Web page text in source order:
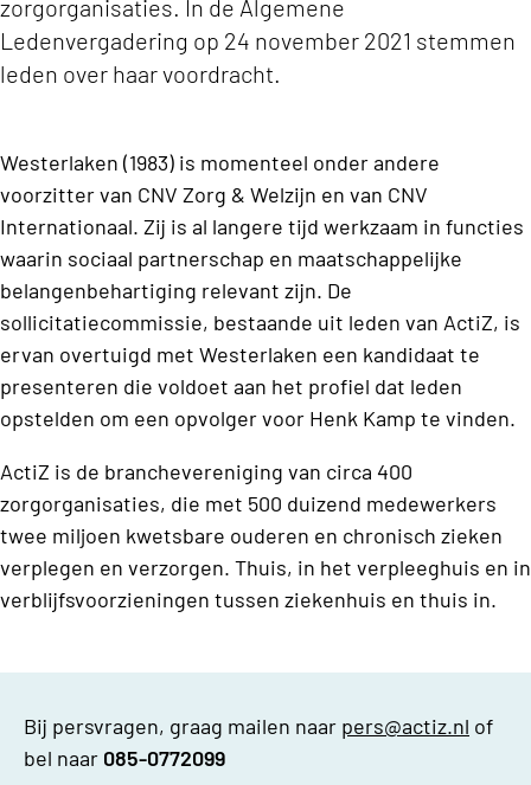
zorgorganisaties. In de Algemene
Ledenvergadering op 24 november 2021 stemmen
leden over haar voordracht.
Westerlaken (1983) is momenteel onder andere
voorzitter van CNV Zorg & Welzijn en van CNV
Internationaal. Zij is al langere tijd werkzaam in functies
waarin sociaal partnerschap en maatschappelijke
belangenbehartiging relevant zijn. De
sollicitatiecommissie, bestaande uit leden van ActiZ, is
ervan overtuigd met Westerlaken een kandidaat te
presenteren die voldoet aan het profiel dat leden
opstelden om een opvolger voor Henk Kamp te vinden.
ActiZ is de branchevereniging van circa 400
zorgorganisaties, die met 500 duizend medewerkers
twee miljoen kwetsbare ouderen en chronisch zieken
verplegen en verzorgen. Thuis, in het verpleeghuis en in
verblijfsvoorzieningen tussen ziekenhuis en thuis in.
Bij persvragen, graag mailen naar pers@actiz.nl of
bel naar 085-0772099